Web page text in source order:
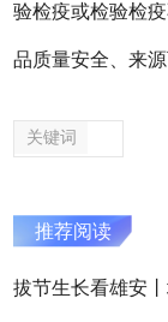
验检疫或检验检
品质量安全、来源
关键词
推荐阅读
拔节生长看雄安